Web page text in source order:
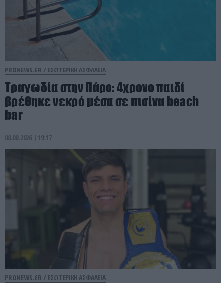
PRONEWS.GR / ΕΣΩΤΕΡΙΚΗ ΑΣΦΑΛΕΙΑ
Τραγωδία στην Πάρο: 4χρονο παιδί
βρέθηκε νεκρό μέσα σε πισίνα beach
bar
08.08.2026 | 19:17
PRONEWS.GR / ΕΣΩΤΕΡΙΚΗ ΑΣΦΑΛΕΙΑ